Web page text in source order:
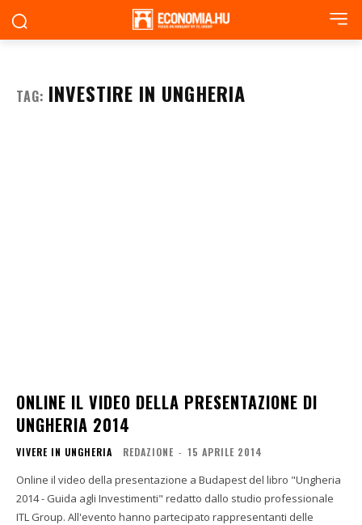
TAG: INVESTIRE IN UNGHERIA
ONLINE IL VIDEO DELLA PRESENTAZIONE DI
UNGHERIA 2014
VIVERE IN UNGHERIA REDAZIONE - 15 APRILE 2014
Online il video della presentazione a Budapest del libro "Ungheria
2014 - Guida agli Investimenti" redatto dallo studio professionale
ITL Group. All'evento hanno partecipato rappresentanti delle